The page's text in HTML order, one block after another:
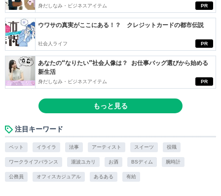
PR
身だしなみ・ビジネスアイテム
PR
ウワサの真実がここにある！？ クレジットカードの都市伝説
社会人ライフ
PR
あなたの“なりたい”社会人像は？ お仕事バッグ選びから始める
新生活
身だしなみ・ビジネスアイテム
もっと見る
注目キーワード
ペット イライラ 法事 アーティスト スイーツ 役職
ワークライフバランス 瀧波ユカリ お酒 BSディム 腕時計
公務員 オフィスカジュアル あるある 有給